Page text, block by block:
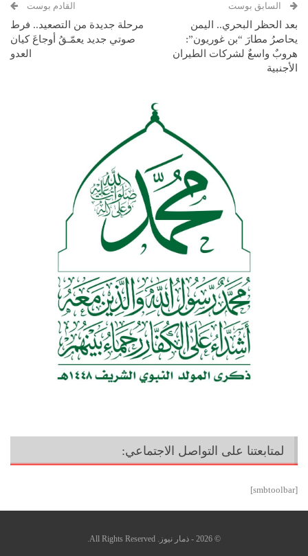
السابق بوست
بعد الحظر البحري.. اليمن
يحاصرُ مطارَ “بن غوريون”:
هروبٌ واسعٌ لشركات الطيران
الأجنبية
القادم بوست
مرحلة جديدة من التصعيد.. فرط
صوتي جديد يعمّـقُ أوجاعَ كيان
العدو
لمتابعتنا على التواصل الاجتماعي:
[smbtoolbar]
© 2026 - ذمار نيوز. All Rights Reserved.